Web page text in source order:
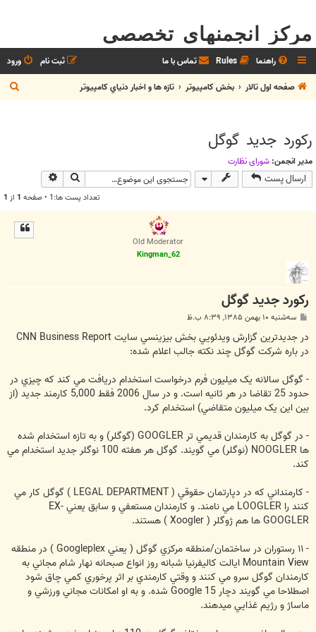
مرکز انجمنهای تخصصی
راهنما Rules تماس با ما ورود
ثبت نام
صفحه اول تالار
بخش كامپيوتر تازه ها و اخبار دنياي کامپيوتر
س
رکورد جديد گوگل
مدیر انجمن: شوراي نظارت
ارسال پست جستجو
تعداد پست ها:1 • صفحه 1 از 1
Old Moderator
Kingman_62
رکورد جديد گوگل
ت
سه‌شنبه ۱۰ بهمن ۱۳۸۵, ۸:۳۹ ب.ظ
در جديدترين گزارش ويدئويي بخش بيزينسي سايت CNN Business Report
در باره شرکت گوگل چند نکته جالب اعلام شده:
- گوگل سالانه يک ميليون فرم درخواست استخدام دريافت مي کند که چيزي در
حدود 25 تقاضا در هر ثانيه است. و در سال 2006 فقط 5,000 کارمند جديد (از
بين اين يک ميليون متقاضي) استخدام کرد.
- در گوگل به کارمندان قديمي تر GOOGLER (گوگلر) و به تازه استخدام شده
ها NOOGLER (نوگلر) مي گويند. گوگل هر هفته 100 نوگلر جديد استخدام مي
کند.
- کارمنداني که در دپارتمان حقوقي ( LEGAL DEPARTMENT ) گوگل کار مي
کنند را LOOGLER مي نامند. و کارمندان مستعفي و سابق يعني EX-
GOOGLER ها هم ژوگلر ( Xoogler ) هستند.
- ۱۱ رستوران در ساختمان/منطقه مرکزي گوگل ( يعني Googleplex ) در منطقه
Mountain View ايالت کاليفرنيا شبانه روز انواع صبحانه نهار شام مجاني به
کارمندان گوگل سرو مي کنند و وقتي کارمندي بر اثر پرخوري کمي چاق شود
اصطلاحا مي گويند دچار Google 15 شده. و به او امکانات مجاني ورزشي و
ماساژ و رژيم غذايي ميدهند.